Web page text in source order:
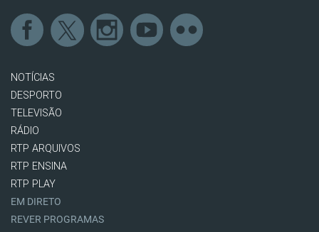
NOTÍCIAS
DESPORTO
TELEVISÃO
RÁDIO
RTP ARQUIVOS
RTP ENSINA
RTP PLAY
EM DIRETO
REVER PROGRAMAS